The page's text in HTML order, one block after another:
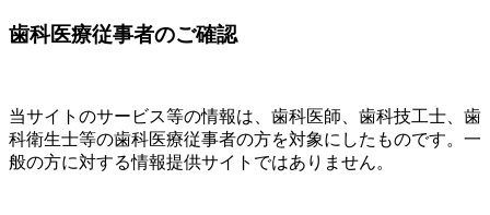
歯科医療従事者のご確認
当サイトのサービス等の情報は、歯科医師、歯科技工士、歯
科衛生士等の歯科医療従事者の方を対象にしたものです。一
般の方に対する情報提供サイトではありません。